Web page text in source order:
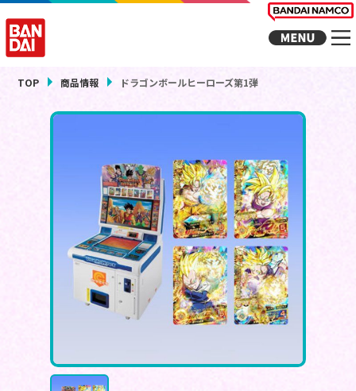
TOP 商品情報 ドラゴンボールヒーローズ第1弾